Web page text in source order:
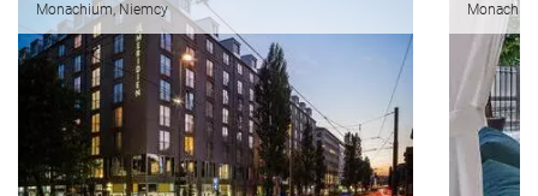
Monachium, Niemcy